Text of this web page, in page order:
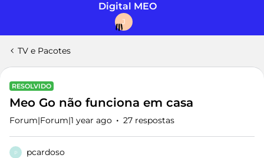
Digital MEO
J
TV e Pacotes
RESOLVIDO
Meo Go não funciona em casa
Forum|Forum|1 year ago 27 respostas
P pcardoso